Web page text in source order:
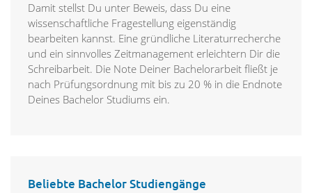
Damit stellst Du unter Beweis, dass Du eine
wissenschaftliche Fragestellung eigenständig
bearbeiten kannst. Eine gründliche Literaturrecherche
und ein sinnvolles Zeitmanagement erleichtern Dir die
Schreibarbeit. Die Note Deiner Bachelorarbeit fließt je
nach Prüfungsordnung mit bis zu 20 % in die Endnote
Deines Bachelor Studiums ein.
Beliebte Bachelor Studiengänge